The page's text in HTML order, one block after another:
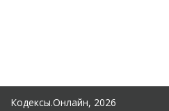
Кодексы.Онлайн, 2026